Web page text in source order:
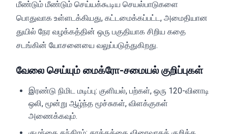
மீண்டும் மீண்டும் செய்யக்கூடிய செயல்பாடுகளை
பொதுவாக உள்ளடக்கியது, கட்டமைக்கப்பட்ட, அமைதியான
துயில் நேர வழக்கத்தின் ஒரு பகுதியாக சிறிய கதை
சடங்கின் யோசனையை வலுப்படுத்துகிறது.
வேலை செய்யும் மைக்ரோ-சமையல் குறிப்புகள்
இரண்டு நிமிட மடிப்பு: குளியல், பற்கள், ஒரு 120-வினாடி
ஒலி, மூன்று ஆழ்ந்த மூச்சுகள், விளக்குகள்
அணைக்கவும்.